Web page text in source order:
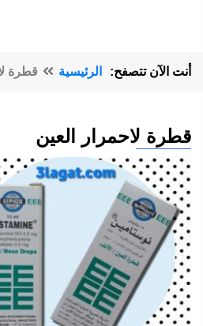
أنت الآن تتصفح: الرئيسية قطرة
قطرة لاحمرار العين